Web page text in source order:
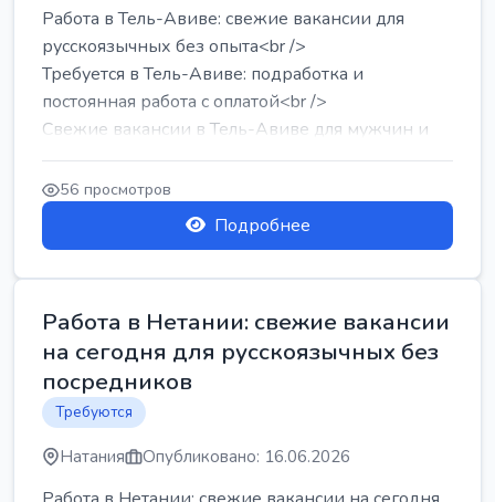
Работа в Тель-Авиве: свежие вакансии для
русскоязычных без опыта<br />
Требуется в Тель-Авиве: подработка и
постоянная работа с оплатой<br />
Свежие вакансии в Тель-Авиве для мужчин и
женщин от хозя...
56 просмотров
Подробнее
Работа в Нетании: свежие вакансии
на сегодня для русскоязычных без
посредников
Требуются
Натания Опубликовано: 16.06.2026